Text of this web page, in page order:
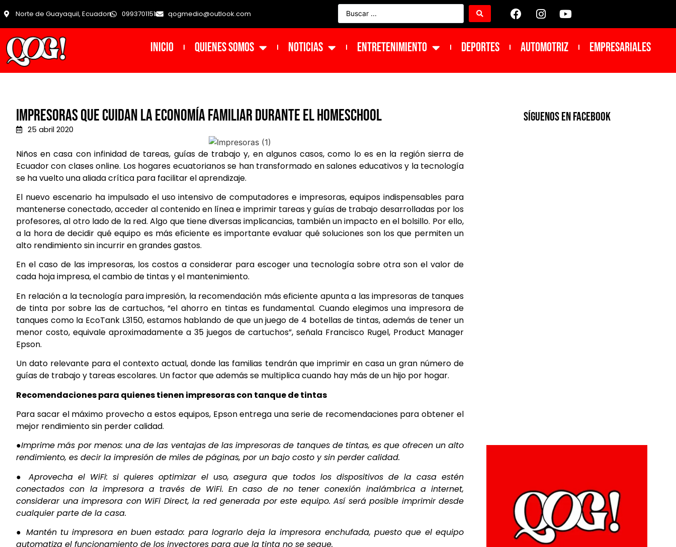
Norte de Guayaquil, Ecuador 0993701151 qogmedio@outlook.com
INICIO Quienes Somos NOTICIAS ENTRETENIMIENTO DEPORTES Automotriz Empresariales
Impresoras que cuidan la economía familiar durante el HomeSchool
25 abril 2020
Niños en casa con infinidad de tareas, guías de trabajo y, en algunos casos, como lo es en la región sierra de
Ecuador con clases online. Los hogares ecuatorianos se han transformado en salones educativos y la tecnología
se ha vuelto una aliada crítica para facilitar el aprendizaje.
El nuevo escenario ha impulsado el uso intensivo de computadores e impresoras, equipos indispensables para
mantenerse conectado, acceder al contenido en línea e imprimir tareas y guías de trabajo desarrolladas por los
profesores, al otro lado de la red. Algo que tiene diversas implicancias, también un impacto en el bolsillo. Por ello,
a la hora de decidir qué equipo es más eficiente es importante evaluar qué soluciones son los que permiten un
alto rendimiento sin incurrir en grandes gastos.
En el caso de las impresoras, los costos a considerar para escoger una tecnología sobre otra son el valor de
cada hoja impresa, el cambio de tintas y el mantenimiento.
En relación a la tecnología para impresión, la recomendación más eficiente apunta a las impresoras de tanques
de tinta por sobre las de cartuchos, “el ahorro en tintas es fundamental. Cuando elegimos una impresora de
tanques como la EcoTank L3150, estamos hablando de que un juego de 4 botellas de tintas, además de tener un
menor costo, equivale aproximadamente a 35 juegos de cartuchos”, señala Francisco Rugel, Product Manager
Epson.
Un dato relevante para el contexto actual, donde las familias tendrán que imprimir en casa un gran número de
guías de trabajo y tareas escolares. Un factor que además se multiplica cuando hay más de un hijo por hogar.
Recomendaciones para quienes tienen impresoras con tanque de tintas
Para sacar el máximo provecho a estos equipos, Epson entrega una serie de recomendaciones para obtener el
mejor rendimiento sin perder calidad.
●Imprime más por menos: una de las ventajas de las impresoras de tanques de tintas, es que ofrecen un alto
rendimiento, es decir la impresión de miles de páginas, por un bajo costo y sin perder calidad.
● Aprovecha el WiFi: si quieres optimizar el uso, asegura que todos los dispositivos de la casa estén
conectados con la impresora a través de WiFi. En caso de no tener conexión inalámbrica a internet,
considerar una impresora con WiFi Direct, la red generada por este equipo. Así será posible imprimir desde
cualquier parte de la casa.
● Mantén tu impresora en buen estado: para lograrlo deja la impresora enchufada, puesto que el equipo
automatiza el funcionamiento de los inyectores para que la tinta no se seque.
SíGUENOS EN FACEBOOK